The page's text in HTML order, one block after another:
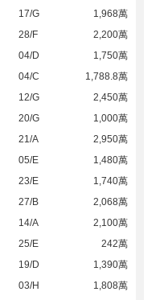
17/G
1,968萬
28/F
2,200萬
04/D
1,750萬
04/C
1,788.8萬
12/G
2,450萬
20/G
1,000萬
21/A
2,950萬
05/E
1,480萬
23/E
1,740萬
27/B
2,068萬
14/A
2,100萬
25/E
242萬
19/D
1,390萬
03/H
1,808萬